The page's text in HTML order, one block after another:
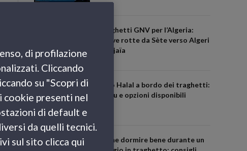
Traghetti GNV per l’Algeria:
nuove rotte da Sète verso Algeri
e Béjaïa
Cibo Halal a bordo dei traghetti:
menu e opzioni disponibili
Come dormire bene durante un
di profilazione
Cliccando
su "Scopri di
cookie presenti nel
di default e
da quelli tecnici.
sul sito clicca qui